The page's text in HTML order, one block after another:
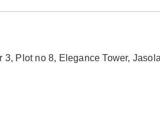
Plot no 8, Elegance Tower,